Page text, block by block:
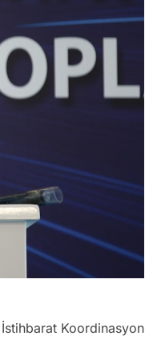
İstihbarat Koordinasyon